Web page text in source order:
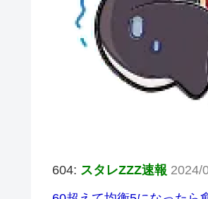
604: スタレZZZ速報 2024/